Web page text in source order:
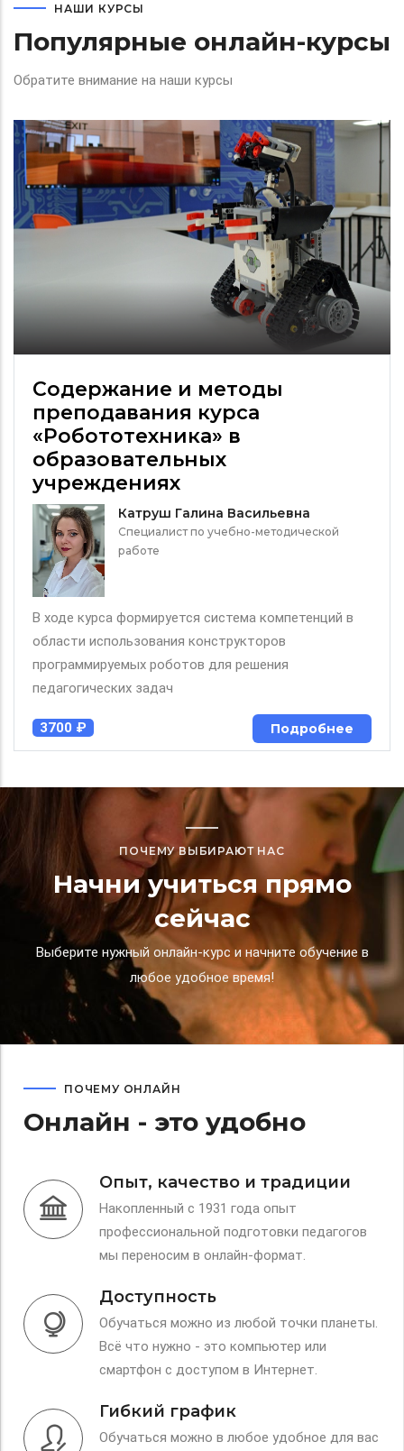
НАШИ КУРСЫ
Популярные онлайн-курсы
Обратите внимание на наши курсы
Содержание и методы
преподавания курса
«Робототехника» в
образовательных
учреждениях
Катруш Галина Васильевна
Специалист по учебно-методической
работе
В ходе курса формируется система компетенций в
области использования конструкторов
программируемых роботов для решения
педагогических задач
3700 ₽ Подробнее
ПОЧЕМУ ВЫБИРАЮТ НАС
Начни учиться прямо
сейчас
Выберите нужный онлайн-курс и начните обучение в
любое удобное время!
ПОЧЕМУ ОНЛАЙН
Онлайн - это удобно
Опыт, качество и традиции
Накопленный с 1931 года опыт
профессиональной подготовки педагогов
мы переносим в онлайн-формат.
Доступность
Обучаться можно из любой точки планеты.
Всё что нужно - это компьютер или
смартфон с доступом в Интернет.
Гибкий график
Обучаться можно в любое удобное для вас